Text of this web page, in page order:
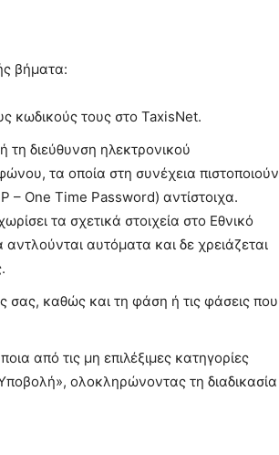
βήματα:
κωδικούς τους στο TaxisΝet.
τη διεύθυνση ηλεκτρονικού
τα οποία στη συνέχεια πιστοποιούν
– One Time Password) αντίστοιχα.
τα σχετικά στοιχεία στο Εθνικό
αυτόματα και δε χρειάζεται
σας, καθώς και τη φάση ή τις φάσεις που
από τις μη επιλέξιμες κατηγορίες
ολοκληρώνοντας τη διαδικασία